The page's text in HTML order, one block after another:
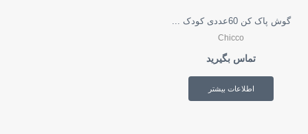
گوش پاک کن 60عددی کودک ...
Chicco
تماس بگیرید
اطلاعات بیشتر